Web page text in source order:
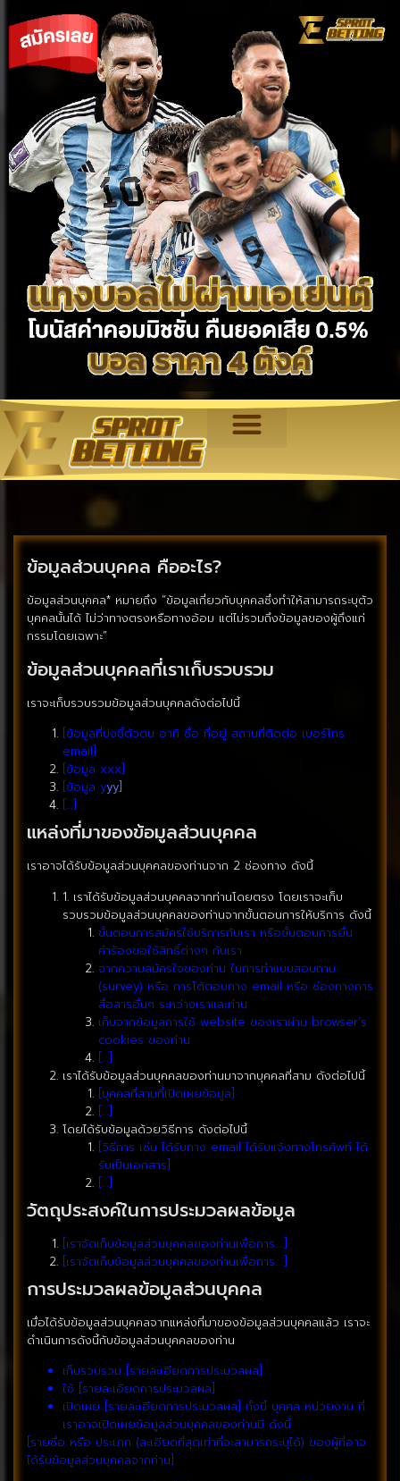
ข้อมูลส่วนบุคคล คืออะไร?
ข้อมูลส่วนบุคคล* หมายถึง “ข้อมูลเกี่ยวกับบุคคลซึ่งทำให้สามารถระบุตัว
บุคคลนั้นได้ ไม่ว่าทางตรงหรือทางอ้อม แต่ไม่รวมถึงข้อมูลของผู้ถึงแก่
กรรมโดยเฉพาะ”
ข้อมูลส่วนบุคคลที่เราเก็บรวบรวม
เราจะเก็บรวบรวมข้อมูลส่วนบุคคลดังต่อไปนี้
[ข้อมูลที่บ่งชี้ตัวตน อาทิ ชื่อ ที่อยู่ สถานที่ติดต่อ เบอร์โทร
email]
[ข้อมูล xxx]
[ข้อมูล yyy]
[…]
แหล่งที่มาของข้อมูลส่วนบุคคล
เราอาจได้รับข้อมูลส่วนบุคคลของท่านจาก 2 ช่องทาง ดังนี้
1. เราได้รับข้อมูลส่วนบุคคลจากท่านโดยตรง โดยเราจะเก็บ
รวบรวมข้อมูลส่วนบุคคลของท่านจากขั้นตอนการให้บริการ ดังนี้
ขั้นตอนการสมัครใช้บริการกับเรา หรือขั้นตอนการยื่น
คำร้องขอใช้สิทธิ์ต่างๆ กับเรา
จากความสมัครใจของท่าน ในการทำแบบสอบถาม
(survey) หรือ การโต้ตอบทาง email หรือ ช่องทางการ
สื่อสารอื่นๆ ระหว่างเราและท่าน
เก็บจากข้อมูลการใช้ website ของเราผ่าน browser’s
cookies ของท่าน
[…]
เราได้รับข้อมูลส่วนบุคคลของท่านมาจากบุคคลที่สาม ดังต่อไปนี้
[บุคคลที่สามที่เปิดเผยข้อมูล]
[…]
โดยได้รับข้อมูลด้วยวิธีการ ดังต่อไปนี้
[วิธีการ เช่น ได้รับทาง email ได้รับแจ้งทางโทรศัพท์ ได้
รับเป็นเอกสาร]
[…]
วัตถุประสงค์ในการประมวลผลข้อมูล
[เราจัดเก็บข้อมูลส่วนบุคคลของท่านเพื่อการ….]
[เราจัดเก็บข้อมูลส่วนบุคคลของท่านเพื่อการ….]
การประมวลผลข้อมูลส่วนบุคคล
เมื่อได้รับข้อมูลส่วนบุคคลจากแหล่งที่มาของข้อมูลส่วนบุคคลแล้ว เราจะ
ดำเนินการดังนี้กับข้อมูลส่วนบุคคลของท่าน
เก็บรวบรวม [รายละเอียดการประมวลผล]
ใช้ [รายละเอียดการประมวลผล]
เปิดเผย [รายละเอียดการประมวลผล] ทั้งนี้ บุคคล หน่วยงาน ที่
เราอาจเปิดเผยข้อมูลส่วนบุคคลของท่านมี ดังนี้
[รายชื่อ หรือ ประเภท (ละเอียดที่สุดเท่าที่จะสามารถระบุได้) ของผู้ที่อาจ
ได้รับข้อมูลส่วนบุคคลจากท่าน]